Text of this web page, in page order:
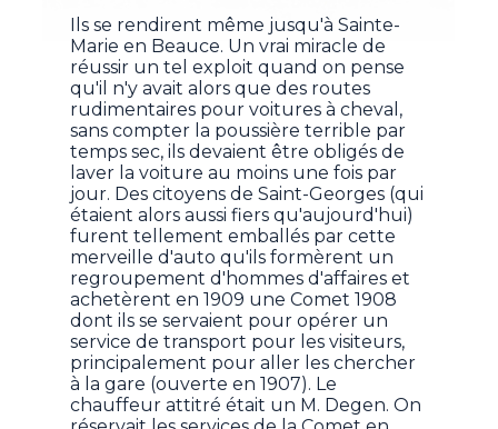
Ils se rendirent même jusqu'à Sainte-
Marie en Beauce. Un vrai miracle de
réussir un tel exploit quand on pense
qu'il n'y avait alors que des routes
rudimentaires pour voitures à cheval,
sans compter la poussière terrible par
temps sec, ils devaient être obligés de
laver la voiture au moins une fois par
jour. Des citoyens de Saint-Georges (qui
étaient alors aussi fiers qu'aujourd'hui)
furent tellement emballés par cette
merveille d'auto qu'ils formèrent un
regroupement d'hommes d'affaires et
achetèrent en 1909 une Comet 1908
dont ils se servaient pour opérer un
service de transport pour les visiteurs,
principalement pour aller les chercher
à la gare (ouverte en 1907). Le
chauffeur attitré était un M. Degen. On